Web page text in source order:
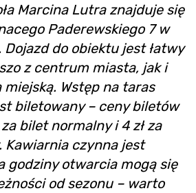
Marcina Lutra znajduje się
Paderewskiego 7 w
do obiektu jest łatwy
z centrum miasta, jak i
Wstęp na taras
biletowany – ceny biletów
za bilet normalny i 4 zł za
Kawiarnia czynna jest
godziny otwarcia mogą się
od sezonu – warto